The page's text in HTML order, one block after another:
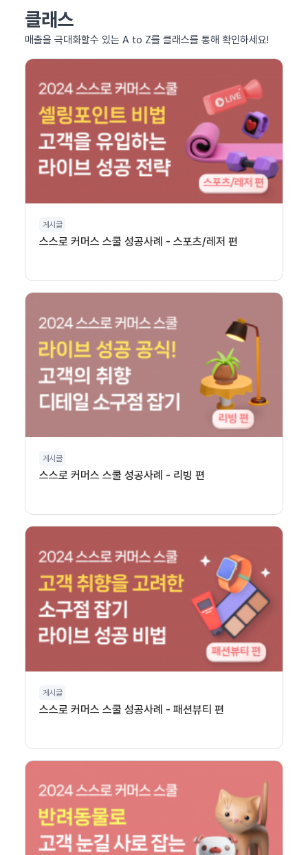
클래스
매출을 극대화할수 있는 A to Z를 클래스를 통해 확인하세요!
게시글
스스로 커머스 스쿨 성공사례 - 스포츠/레저 편
게시글
스스로 커머스 스쿨 성공사례 - 리빙 편
게시글
스스로 커머스 스쿨 성공사례 - 패션뷰티 편